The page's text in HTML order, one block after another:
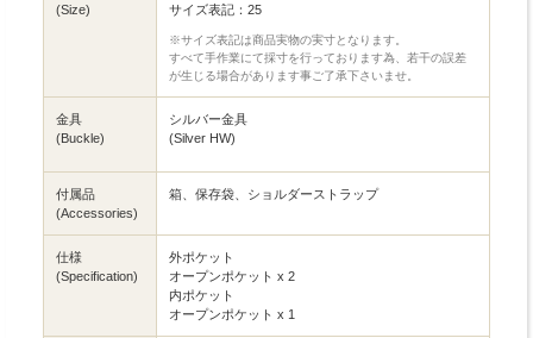
(Size)
サイズ表記：25
※サイズ表記は商品実物の実寸となります。
すべて手作業にて採寸を行っております為、若干の誤差
が生じる場合があります事ご了承下さいませ。
金具
(Buckle)
シルバー金具
(Silver HW)
付属品
(Accessories)
箱、保存袋、ショルダーストラップ
仕様
(Specification)
外ポケット
オープンポケット x 2
内ポケット
オープンポケット x 1